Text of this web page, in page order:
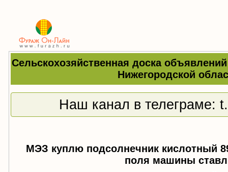
Сельскохозяйственная доска
Нижегородской
Наш канал в телеграме:
МЭЗ куплю подсолнечник кислотный
поля машины